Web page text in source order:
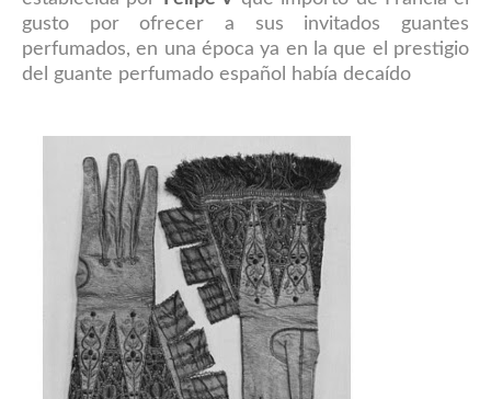
gusto por ofrecer a sus invitados guantes
perfumados, en una época ya en la que el prestigio
del guante perfumado español había decaído